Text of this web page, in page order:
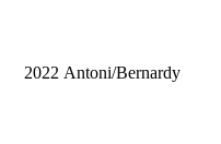
2022 Antoni/Bernardy